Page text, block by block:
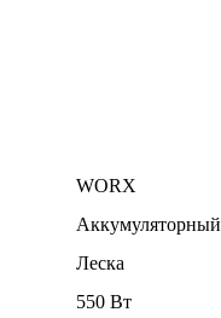
WORX
Аккумуляторный
Леска
550 Вт